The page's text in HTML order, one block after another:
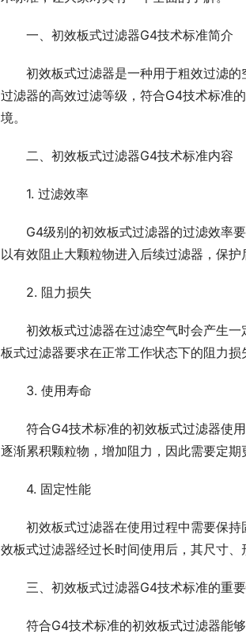
一、初效板式过滤器G4技术标准简介
初效板式过滤器是一种用于粗效过滤
过滤器的高效过滤等级，符合G4技术标准
境。
二、初效板式过滤器G4技术标准内容
1. 过滤效率
G4级别的初效板式过滤器的过滤效率
以有效阻止大颗粒物进入后续过滤器，保护
2. 阻力损失
初效板式过滤器在过滤空气时会产生
板式过滤器要求在正常工作状态下的阻力
3. 使用寿命
符合G4技术标准的初效板式过滤器使
逐渐累积颗粒物，增加阻力，因此需要定期
4. 固定性能
初效板式过滤器在使用过程中需要保
效板式过滤器经过长时间使用后，其尺寸、
三、初效板式过滤器G4技术标准的重
符合G4技术标准的初效板式过滤器能